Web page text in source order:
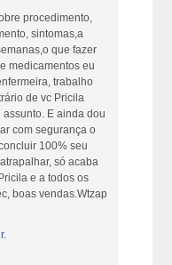
procedimento,
sintomas,a
que fazer
medicamentos eu
trabalho
de vc Pricila
E ainda dou
com segurança o
100% seu
só acaba
e a todos os
boas vendas.Wtzap